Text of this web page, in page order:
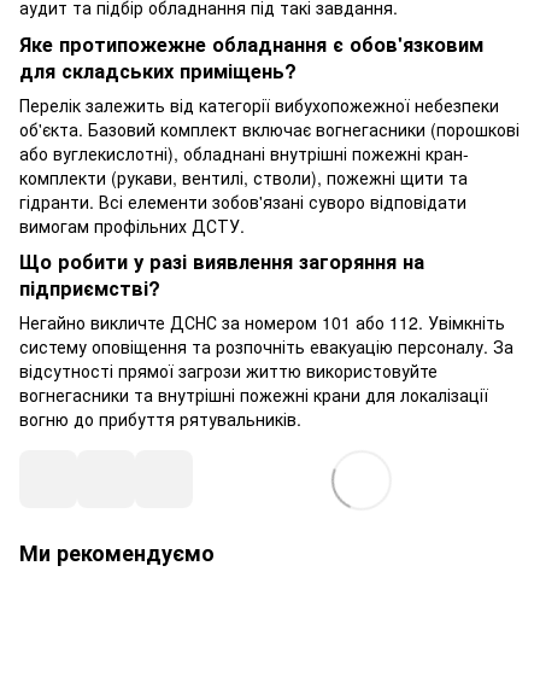
аудит та підбір обладнання під такі завдання.
Яке протипожежне обладнання є обов'язковим
для складських приміщень?
Перелік залежить від категорії вибухопожежної небезпеки
об'єкта. Базовий комплект включає вогнегасники (порошкові
або вуглекислотні), обладнані внутрішні пожежні кран-
комплекти (рукави, вентилі, стволи), пожежні щити та
гідранти. Всі елементи зобов'язані суворо відповідати
вимогам профільних ДСТУ.
Що робити у разі виявлення загоряння на
підприємстві?
Негайно викличте ДСНС за номером 101 або 112. Увімкніть
систему оповіщення та розпочніть евакуацію персоналу. За
відсутності прямої загрози життю використовуйте
вогнегасники та внутрішні пожежні крани для локалізації
вогню до прибуття рятувальників.
Ми рекомендуємо